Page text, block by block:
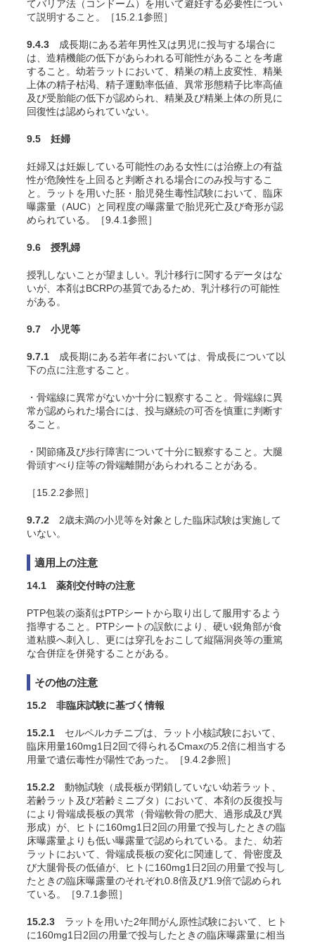
てバリア法（コンドーム）を用いて避妊する必要性につい
て説明すること。［15.2.1参照］
9.4.3 成長期にある若年男性又は男児に投与する場合に
は、造精機能の低下があらわれる可能性があることを考慮
すること。幼若ラットにおいて、精巣の精上皮変性、精巣
上体の精子枯渇、精子運動率低値、異常形態精子比率高値
及び受胎能の低下が認められ、精巣及び精巣上体の所見に
回復性は認められていない。
9.5 妊婦
妊婦又は妊娠している可能性のある女性には治療上の有益
性が危険性を上回ると判断される場合にのみ投与するこ
と。ラットを用いた胚・胎児発生毒性試験において、臨床
曝露量（AUC）と同程度の曝露量で胎児死亡及び奇形が認
められている 。［9.4.1参照］
9.6 授乳婦
授乳しないことが望ましい。乳汁移行に関するデータはな
いが、本剤はBCRPの基質であるため、乳汁移行の可能性
がある。
9.7 小児等
9.7.1 成長期にある若年者においては、骨成長について以
下の点に注意すること。
・骨端線に異常がないか十分に観察すること。骨端線に異
常が認められた場合には、投与継続の可否を慎重に判断す
ること。
・関節痛及び歩行障害について十分に観察すること。大腿
骨頭すべり症等の骨端離開があらわれることがある。
［15.2.2参照］
9.7.2 2歳未満の小児等を対象とした臨床試験は実施して
いない。
適用上の注意
14.1 薬剤交付時の注意
PTP包装の薬剤はPTPシートから取り出して服用するよう
指導すること。PTPシートの誤飲により、硬い鋭角部が食
道粘膜へ刺入し、更には穿孔をおこして縦隔洞炎等の重篤
な合併症を併発することがある。
その他の注意
15.2 非臨床試験に基づく情報
15.2.1 セルペルカチニブは、ラット小核試験において、
臨床用量160mg1日2回で得られるCmaxの5.2倍に相当する
用量で遺伝毒性が陽性であった 。［9.4.2参照］
15.2.2 動物試験（成長板が閉鎖していない幼若ラット、
若齢ラット及び若齢ミニブタ）において、本剤の反復投与
により骨端成長板の異常（骨端軟骨の肥大、過形成及び異
形成）が、ヒトに160mg1日2回の用量で投与したときの臨
床曝露量よりも低い曝露量で認められている。また、幼若
ラットにおいて、骨端成長板の変化に関連して、骨密度及
び大腿骨長の低値が、ヒトに160mg1日2回の用量で投与し
たときの臨床曝露量のそれぞれ0.8倍及び1.9倍で認められ
ている 。［9.7.1参照］
15.2.3 ラットを用いた2年間がん原性試験において、ヒト
に160mg1日2回の用量で投与したときの臨床曝露量に相当